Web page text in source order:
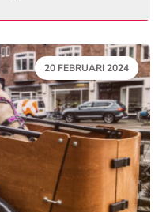
DATUM:
20 FEBRUARI 2024